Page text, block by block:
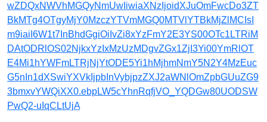
wZDQxNWVhMGQyNmUwIiwiaXNzIjoidXJuOmFwcDo3ZT
BkMTg4OTgyMjY0MzczYTVmMGQ0MTVlYTBkMjZlMCIsI
m9iaiI6W1t7InBhdGgiOiIvZi8xYzFmY2E3YS00OTc1LTRiM
DAtODRlOS02NjkxYzIxMzUzMDgvZGx1ZjI3Yi00YmRlOT
E4Mi1hYWFmLTRjNjYtODE5Yi1hMjhmNmY5N2Y4MzEuc
G5nIn1dXSwiYXVkIjpbInVybjpzZXJ2aWNlOmZpbGUuZG9
3bmxvYWQiXX0.ebpLW5cYhnRqfjVO_YQDGw80UODSW
PwQ2-uIqCLtUjA